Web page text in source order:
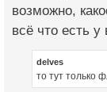
возможно,
всё что есть
delves
то тут только